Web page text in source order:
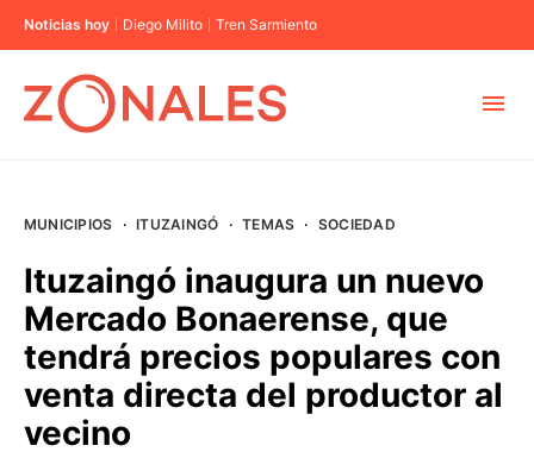
Noticias hoy Diego Milito Tren Sarmiento
BUENOS AIRES
PROVINCIAS
MUNICIPIOS · ITUZAINGÓ · TEMAS · SOCIEDAD
Ituzaingó inaugura un nuevo
Mercado Bonaerense, que
tendrá precios populares con
venta directa del productor al
vecino